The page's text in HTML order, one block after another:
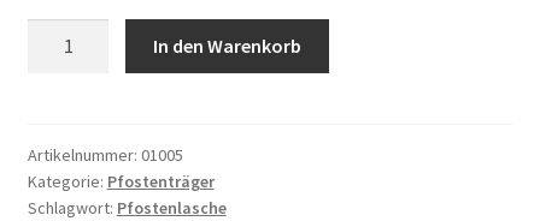
Menge
In den Warenkorb
Artikelnummer: 01005
Kategorie: Pfostenträger
Schlagwort: Pfostenlasche